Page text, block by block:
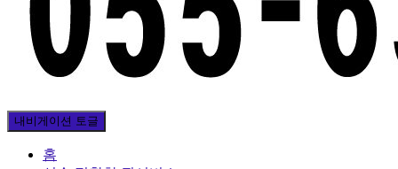
내비게이션 토글
홈